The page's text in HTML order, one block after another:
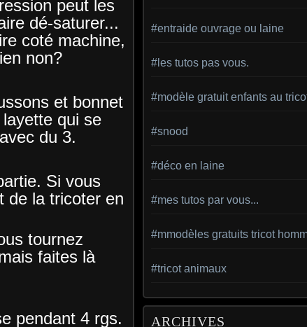
peut les
dé-saturer...
coté machine,
non?
et bonnet
qui se
du 3.
Si vous
de la tricoter en
tournez
faites là
pendant 4 rgs.
#entraide ouvrage ou laine
#les tutos pas vous.
#modèle gratuit enfants au
#snood
#déco en laine
#mes tutos par vous...
#mmodèles gratuits tricot
#tricot animaux
ARCHIVES